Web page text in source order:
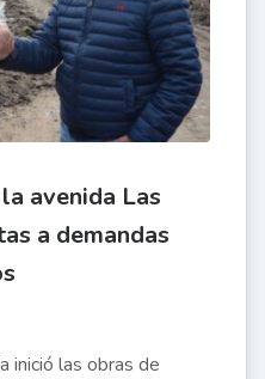
avenida Las
a demandas
inició las obras de